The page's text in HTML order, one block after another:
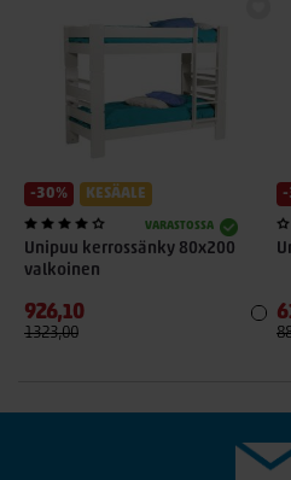
-30% KESÄALE
VARASTOSSA
Unipuu kerrossänky 80x200
valkoinen
926,10
1323,00
-